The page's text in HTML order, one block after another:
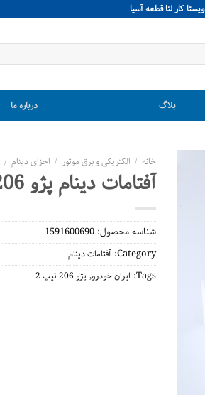
ويستا كار لنا قطعه آسيا
بلاگ درباره ما
خانه / الکتریکی و برق موتور / اجزای دینام /
آفتامات دینام پژو 206 تیپ 2
شناسه محصول: 1591600690
Category: آفتامات دینام
Tags: ایران خودرو, پژو 206 تیپ 2